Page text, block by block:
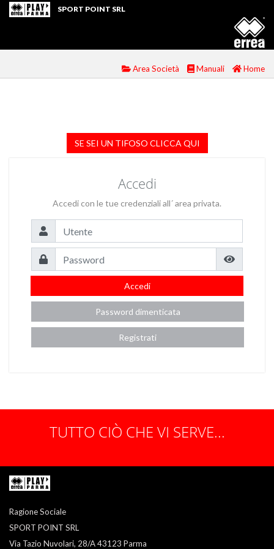
SPORT POINT SRL
Area Società Manuali Home
SE SEI UN TIFOSO CLICCA QUI
Accedi
Accedi con le tue credenziali all´ area privata.
Accedi
Password dimenticata
Registrati
TUTTO CIÒ CHE VI SERVE...
Ragione Sociale
SPORT POINT SRL
Via Tazio Nuvolari, 28/A 43123 Parma